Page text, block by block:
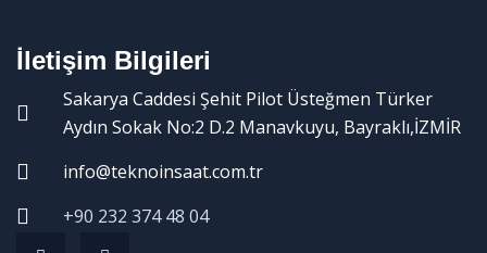
İletişim Bilgileri
Sakarya Caddesi Şehit Pilot Üsteğmen Türker
Aydın Sokak No:2 D.2 Manavkuyu, Bayraklı,İZMİR
info@teknoinsaat.com.tr
+90 232 374 48 04